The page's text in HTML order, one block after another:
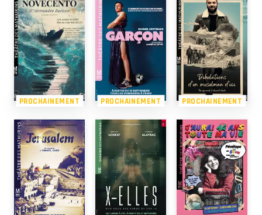
PROCHAINEMENT PROCHAINEMENT PROCHAINEMENT